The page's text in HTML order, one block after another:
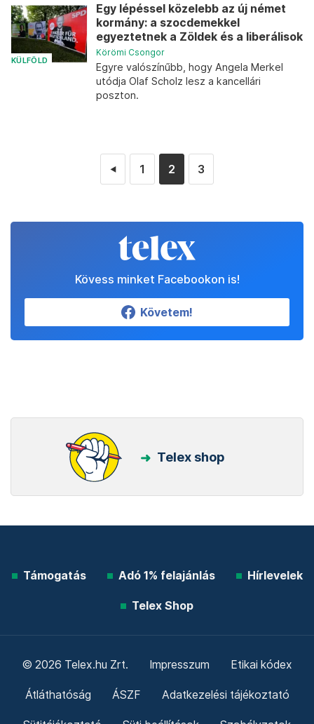
KÜLFÖLD
Egy lépéssel közelebb az új német
kormány: a szocdemekkel
egyeztetnek a Zöldek és a liberálisok
Körömi Csongor
Egyre valószínűbb, hogy Angela Merkel
utódja Olaf Scholz lesz a kancellári
poszton.
◄ 1 2 3
Kövess minket Facebookon is!
Követem!
Telex shop
Támogatás Adó 1% felajánlás Hírlevelek
Telex Shop
© 2026 Telex.hu Zrt. Impresszum Etikai kódex
Átláthatóság ÁSZF Adatkezelési tájékoztató